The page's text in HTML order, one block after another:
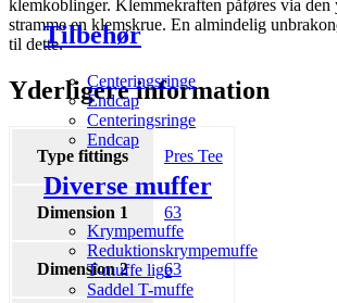
Tilbehør
Centeringsringe
Endcap
Centeringsringe
Endcap
Diverse muffer
Krympemuffe
Reduktionskrympemuffe
T-muffe lige
Saddel T-muffe
klemkoblinger. Klemmekraften påføres via den
stramme en klemskrue. En almindelig
til dette.
Yderligere information
Type fittings Pres Tee
Dimension 1 63
Dimension 2 63